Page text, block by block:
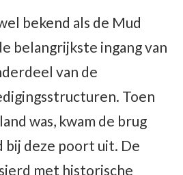
bekend als de Mud
belangrijkste ingang van
van de
Toen
was, kwam de brug
bij deze poort uit. De
met historische